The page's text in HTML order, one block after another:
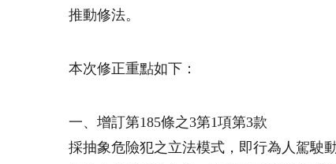
推動修法。
本次修正重點如下：
一、增訂第185條之3第1項第3款
採抽象危險犯之立法模式，即行為人駕駛